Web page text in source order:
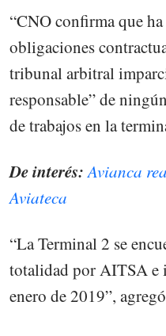
“CNO confirma que
obligaciones
tribunal arbitral
responsable” de
de trabajos en la
De interés:Avianca
Aviateca
“La Terminal 2 se
totalidad por AITSA e
enero de 2019”,